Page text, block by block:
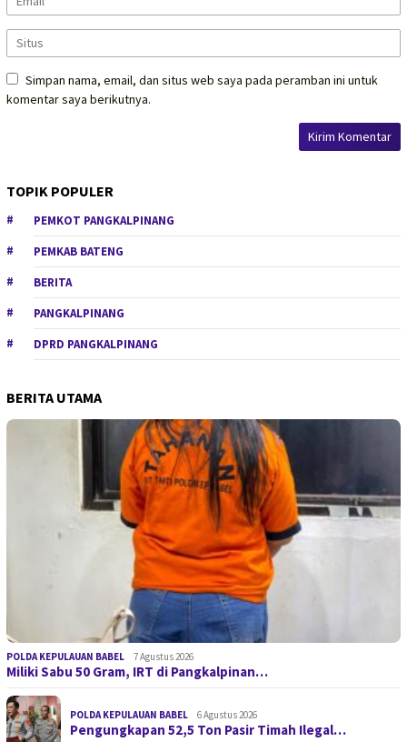
Simpan nama, email, dan situs web saya pada peramban ini untuk
komentar saya berikutnya.
TOPIK POPULER
PEMKOT PANGKALPINANG
PEMKAB BATENG
BERITA
PANGKALPINANG
DPRD PANGKALPINANG
BERITA UTAMA
POLDA KEPULAUAN BABEL 7 Agustus 2026
Miliki Sabu 50 Gram, IRT di Pangkalpinan…
POLDA KEPULAUAN BABEL 6 Agustus 2026
Pengungkapan 52,5 Ton Pasir Timah Ilegal…